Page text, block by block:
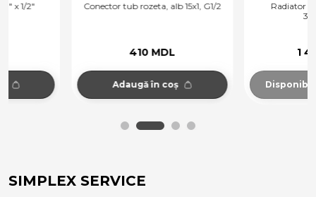
Conector tub rozeta, alb 15x1, G1/2
Adaugă în coș
Radiator Otel AERFILD T11
Disponibil la comandă
SIMPLEX SERVICE